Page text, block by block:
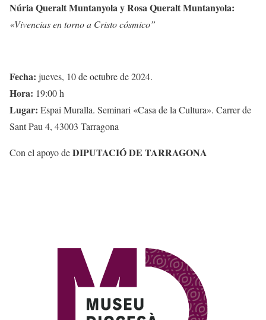
Núria Queralt Muntanyola y Rosa Queralt Muntanyola:
«Vivencias en torno a Cristo cósmico”
Fecha: jueves, 10 de octubre de 2024.
Hora: 19:00 h
Lugar: Espai Muralla. Seminari «Casa de la Cultura». Carrer de
Sant Pau 4, 43003 Tarragona
Con el apoyo deDIPUTACIÓ DE TARRAGONA